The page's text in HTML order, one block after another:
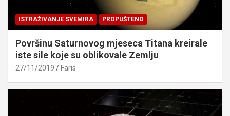
ISTRAŽIVANJE SVEMIRA PROPUŠTENO
Površinu Saturnovog mjeseca Titana kreirale
iste sile koje su oblikovale Zemlju
27/11/2019 Faris